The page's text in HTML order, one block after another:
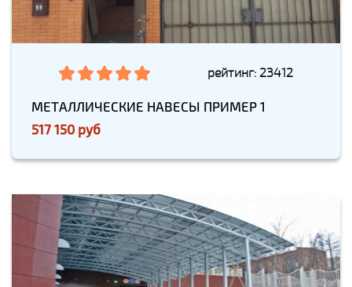
рейтинг: 23412
МЕТАЛЛИЧЕСКИЕ НАВЕСЫ ПРИМЕР 1
517 150 руб